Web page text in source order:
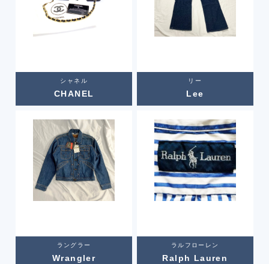
シャネル
CHANEL
リー
Lee
ラングラー
Wrangler
ラルフローレン
Ralph Lauren